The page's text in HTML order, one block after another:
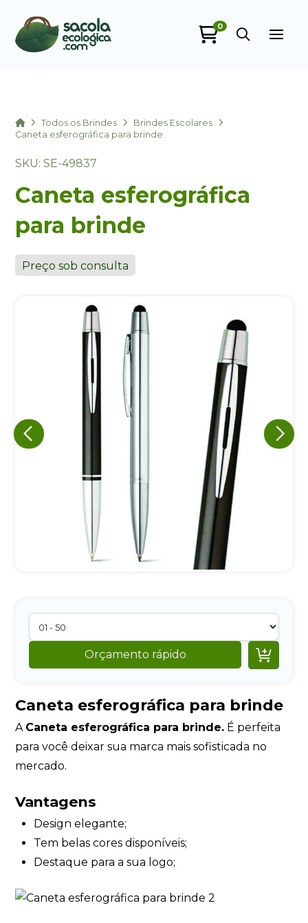
0
HomeTodos os Brindes
Brindes Escolares
Caneta esferográfica para brinde
SKU: SE-49837
Caneta esferográfica
para brinde
Preço sob consulta
Orçamento rápido 
Caneta esferográfica para brinde
A Caneta esferográfica para brinde. É perfeita
para você deixar sua marca mais sofisticada no
mercado.
Vantagens
Design elegante;
Tem belas cores disponíveis;
Destaque para a sua logo;
Eu concordo em receber comunicações.
A nossa empresa está comprometida a proteger e respeitar
sua privacidade, utilizaremos seus dados apenas para fins
de marketing. Você pode alterar suas preferências a
qualquer momento.
Iniciar conversa